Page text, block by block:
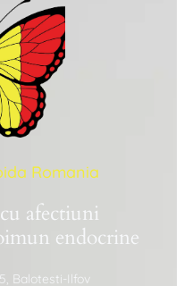
Romania
afectiuni
endocrine
Balotesti-Ilfov